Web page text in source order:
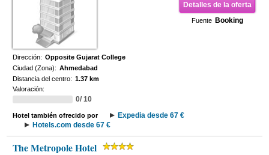
Detalles de la oferta
Fuente Booking
Dirección: Opposite Gujarat College
Ciudad (Zona): Ahmedabad
Distancia del centro: 1.37 km
Valoración:
0/ 10
Hotel también ofrecido por
Expedia desde 67 €
Hotels.com desde 67 €
The Metropole Hotel